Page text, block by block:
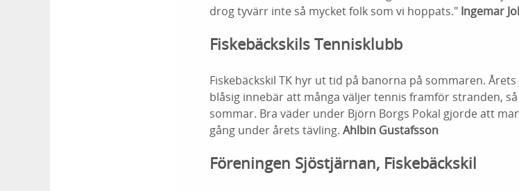
drog tyvärr inte så mycket folk som vi hoppats." Ingemar
Fiskebäckskils Tennisklubb
Fiskebäckskil TK hyr ut tid på banorna på sommaren.
blåsig innebär att många väljer tennis framför stranden,
sommar. Bra väder under Björn Borgs Pokal gjorde att
gång under årets tävling. Ahlbin Gustafsson
Föreningen Sjöstjärnan, Fiskebäckskil